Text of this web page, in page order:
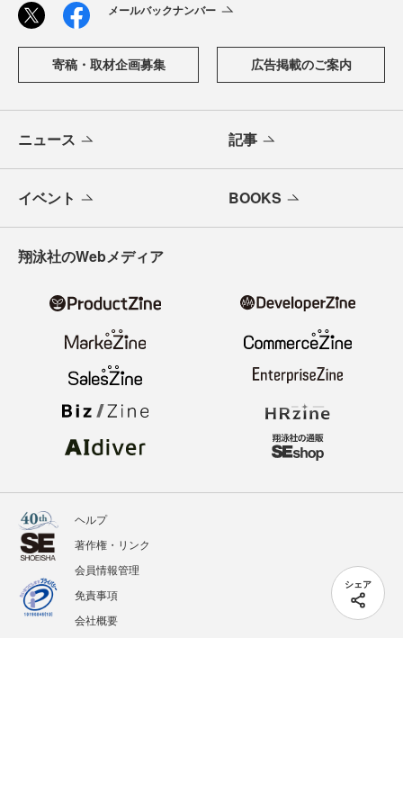
シェア
メールバックナンバー
寄稿・取材企画募集 広告掲載のご案内
ニュース 記事
イベント BOOKS
翔泳社のWebメディア
ヘルプ
著作権・リンク
会員情報管理
免責事項
会社概要